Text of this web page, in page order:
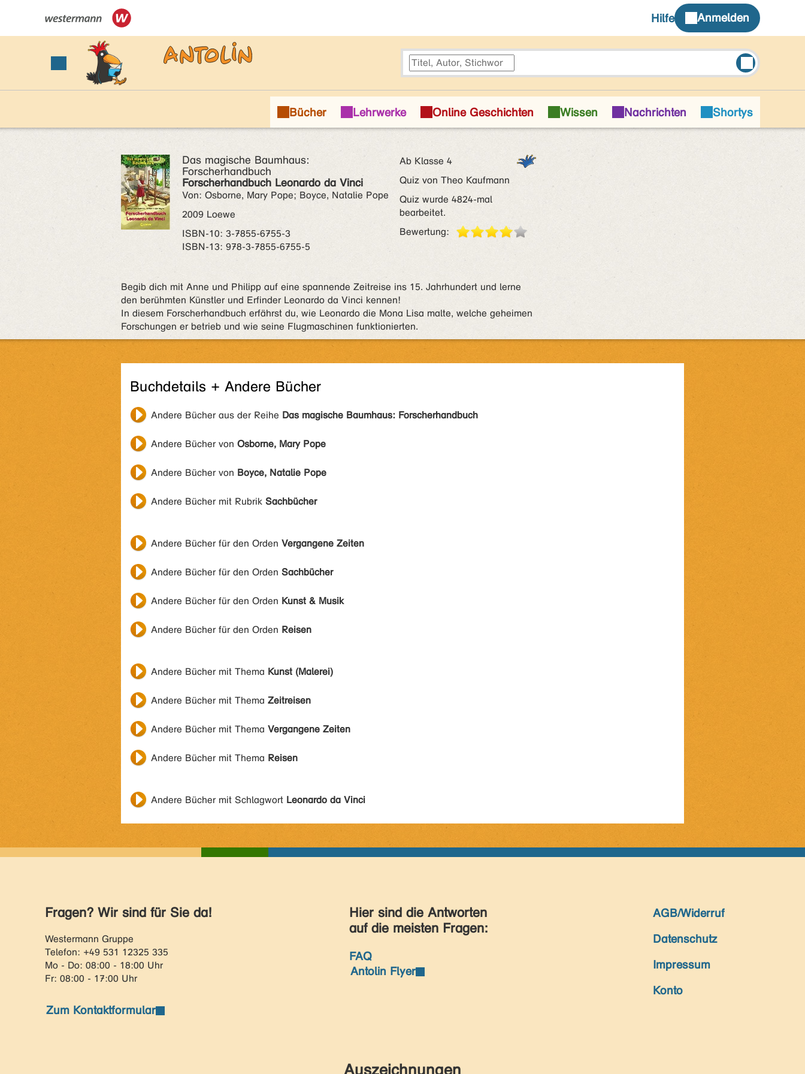
Das magische Baumhaus:
Forscherhandbuch
Forscherhandbuch Leonardo da Vinci
Von: Osborne, Mary Pope; Boyce, Natalie Pope
2009 Loewe
ISBN‑10: 3-7855-6755-3
ISBN‑13: 978-3-7855-6755-5
Ab Klasse 4
Quiz von Theo Kaufmann
Quiz wurde 4824-mal
bearbeitet.
Bewertung:
Begib dich mit Anne und Philipp auf eine spannende Zeitreise ins 15. Jahrhundert und lerne
den berühmten Künstler und Erfinder Leonardo da Vinci kennen!
In diesem Forscherhandbuch erfährst du, wie Leonardo die Mona Lisa malte, welche geheimen
Forschungen er betrieb und wie seine Flugmaschinen funktionierten.
Buchdetails + Andere Bücher
Andere Bücher aus der Reihe Das magische Baumhaus: Forscherhandbuch
Andere Bücher von Osborne, Mary Pope
Andere Bücher von Boyce, Natalie Pope
Andere Bücher mit Rubrik Sachbücher
Andere Bücher für den Orden Vergangene Zeiten
Andere Bücher für den Orden Sachbücher
Andere Bücher für den Orden Kunst & Musik
Andere Bücher für den Orden Reisen
Andere Bücher mit Thema Kunst (Malerei)
Andere Bücher mit Thema Zeitreisen
Andere Bücher mit Thema Vergangene Zeiten
Andere Bücher mit Thema Reisen
Andere Bücher mit Schlagwort Leonardo da Vinci